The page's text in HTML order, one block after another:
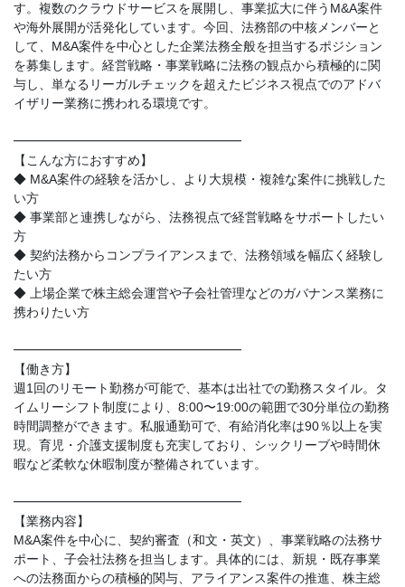
す。複数のクラウドサービスを展開し、事業拡大に伴うM&A案件
や海外展開が活発化しています。今回、法務部の中核メンバーと
して、M&A案件を中心とした企業法務全般を担当するポジション
を募集します。経営戦略・事業戦略に法務の観点から積極的に関
与し、単なるリーガルチェックを超えたビジネス視点でのアドバ
イザリー業務に携われる環境です。
━━━━━━━━━━━━━━━━━━
【こんな方におすすめ】
◆ M&A案件の経験を活かし、より大規模・複雑な案件に挑戦した
い方
◆ 事業部と連携しながら、法務視点で経営戦略をサポートしたい
方
◆ 契約法務からコンプライアンスまで、法務領域を幅広く経験し
たい方
◆ 上場企業で株主総会運営や子会社管理などのガバナンス業務に
携わりたい方
━━━━━━━━━━━━━━━━━━
【働き方】
週1回のリモート勤務が可能で、基本は出社での勤務スタイル。タ
イムリーシフト制度により、8:00〜19:00の範囲で30分単位の勤務
時間調整ができます。私服通勤可で、有給消化率は90％以上を実
現。育児・介護支援制度も充実しており、シックリーブや時間休
暇など柔軟な休暇制度が整備されています。
━━━━━━━━━━━━━━━━━━
【業務内容】
M&A案件を中心に、契約審査（和文・英文）、事業戦略の法務サ
ポート、子会社法務を担当します。具体的には、新規・既存事業
への法務面からの積極的関与、アライアンス案件の推進、株主総